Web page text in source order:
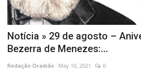
Notícia » 29 de agosto –
Bezerra de Menezes:...
Redação Oradião May 10, 2021 0